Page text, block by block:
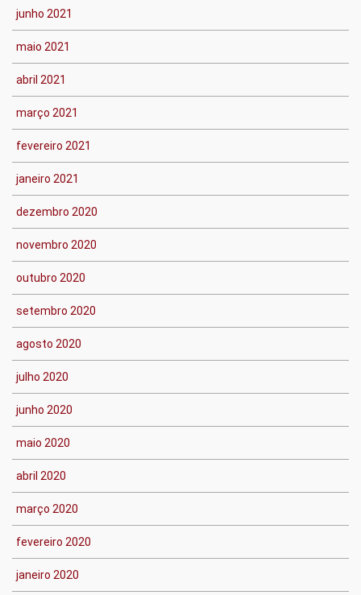
junho 2021
maio 2021
abril 2021
março 2021
fevereiro 2021
janeiro 2021
dezembro 2020
novembro 2020
outubro 2020
setembro 2020
agosto 2020
julho 2020
junho 2020
maio 2020
abril 2020
março 2020
fevereiro 2020
janeiro 2020